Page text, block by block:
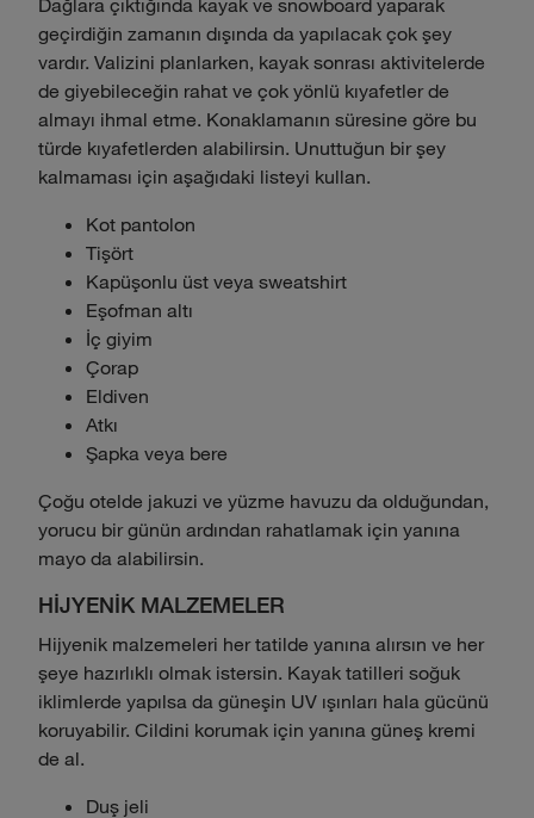
geçirdiğin zamanın dışında da yapılacak çok şey
vardır. Valizini planlarken, kayak sonrası aktivitelerde
de giyebileceğin rahat ve çok yönlü kıyafetler de
almayı ihmal etme. Konaklamanın süresine göre bu
türde kıyafetlerden alabilirsin. Unuttuğun bir şey
kalmaması için aşağıdaki listeyi kullan.
Kot pantolon
Tişört
Kapüşonlu üst veya sweatshirt
Eşofman altı
İç giyim
Çorap
Eldiven
Atkı
Şapka veya bere
Çoğu otelde jakuzi ve yüzme havuzu da olduğundan,
yorucu bir günün ardından rahatlamak için yanına
mayo da alabilirsin.
HİJYENİK MALZEMELER
Hijyenik malzemeleri her tatilde yanına alırsın ve her
şeye hazırlıklı olmak istersin. Kayak tatilleri soğuk
iklimlerde yapılsa da güneşin UV ışınları hala gücünü
koruyabilir. Cildini korumak için yanına güneş kremi
de al.
Duş jeli